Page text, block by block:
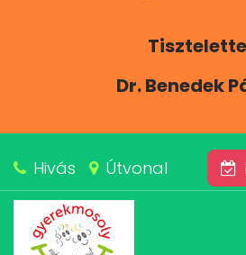
Dr. Benedek
Hivás Útvonal